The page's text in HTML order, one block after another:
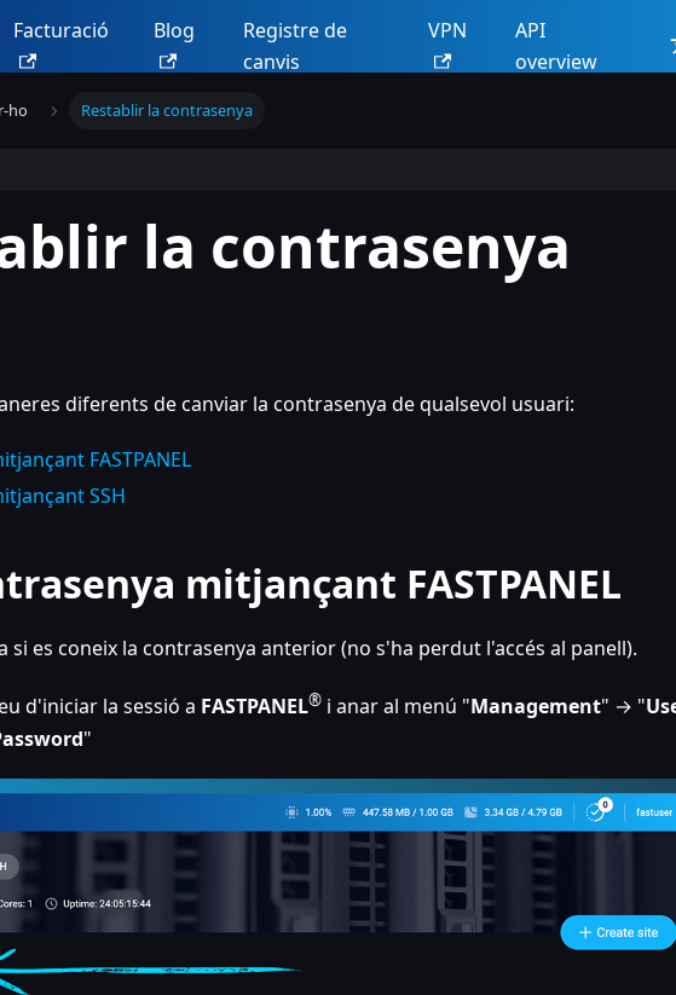
Facturació Blog
Registre de
canvis
VPN
API
overview
ho Restablir la contrasenya
la contrasenya
diferents de canviar la contrasenya de qualsevol usuari:
FASTPANEL
SSH
mitjançant FASTPANEL
si es coneix la contrasenya anterior (no s'ha perdut l'accés al panell).
d'iniciar la sessió a FASTPANEL® i anar al menú "Management" → "
"